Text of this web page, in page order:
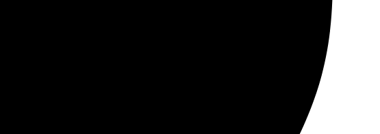
вопросов не возникло, всё приняли. Цена, конечно, выше, чем